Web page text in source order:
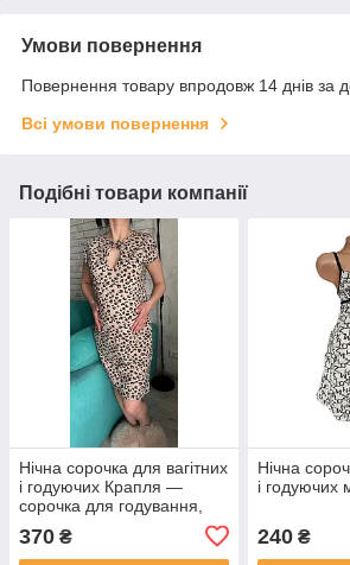
Умови повернення
Повернення товару впродовж 14 днів за
Всі умови повернення
Подібні товари компанії
Нічна сорочка для вагітних
і годуючих Крапля —
сорочка для годування,
стрейч кулір, розміри XS,
M/L, XL/2XL
370 ₴
Нічна
і годуючих
240₴